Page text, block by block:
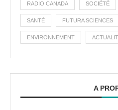
RADIO CANADA SOCIÉTÉ
SANTÉ FUTURA SCIENCES
ENVIRONNEMENT
A